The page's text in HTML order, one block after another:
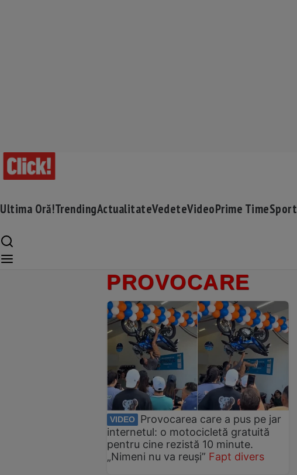
Ultima Oră!TrendingActualitateVedeteVideoPrime TimeSport
PROVOCARE
VIDEO
Provocarea care a pus pe jar
internetul: o motocicletă gratuită
pentru cine rezistă 10 minute.
„Nimeni nu va reuși” Fapt divers